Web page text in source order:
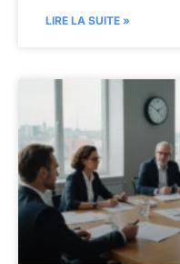
LIRE LA SUITE »